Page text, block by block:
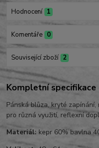
Hodnocení 1
Komentáře 0
Související zboží 2
Kompletní specifikace
Pánská blůza, kryté
pro různá využití, reflexní
Materiál: kepr 60% bavlna